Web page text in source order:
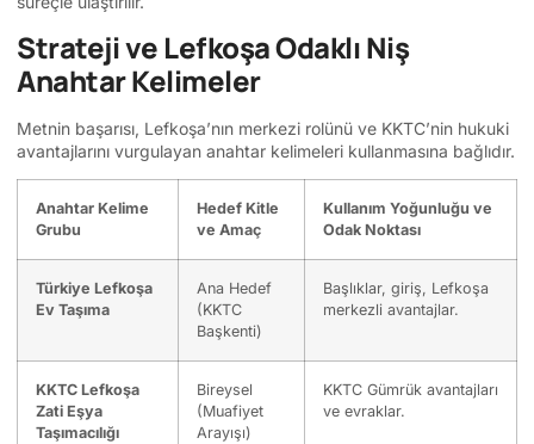
Strateji ve Lefkoşa Odaklı Niş
Anahtar Kelimeler
Metnin başarısı, Lefkoşa’nın merkezi rolünü ve KKTC’nin hukuki
avantajlarını vurgulayan anahtar kelimeleri kullanmasına bağlıdır.
Anahtar Kelime
Grubu
Hedef Kitle
ve Amaç
Kullanım Yoğunluğu ve
Odak Noktası
Türkiye Lefkoşa
Ev Taşıma
Ana Hedef
(KKTC
Başkenti)
Başlıklar, giriş, Lefkoşa
merkezli avantajlar.
KKTC Lefkoşa
Zati Eşya
Taşımacılığı
Bireysel
(Muafiyet
Arayışı)
KKTC Gümrük avantajları
ve evraklar.